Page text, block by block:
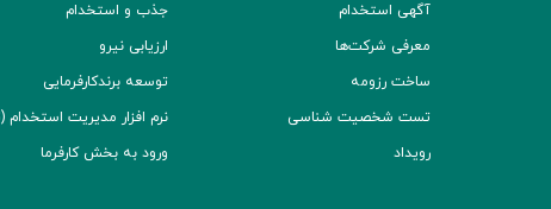
آگهی استخدام
معرفی شرکت‌ها
ساخت رزومه
تست شخصیت شناسی
رویداد
جذب و استخدام
ارزیابی نیرو
توسعه برند‌کارفرمایی
نرم افزار مدیریت استخدام (ATS)
ورود به بخش کارفرما